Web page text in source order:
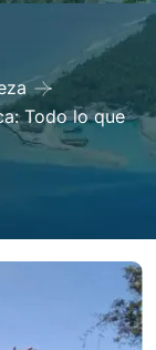
Todo lo que